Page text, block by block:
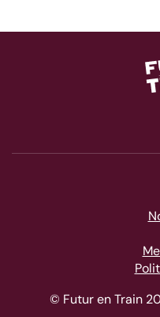
© Futur en Train